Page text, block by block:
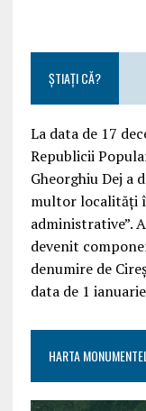
ȘTIAȚI CĂ?
La data de 17
Republicii
Gheorghiu Dej a
multor localități
administrative”.
devenit
denumire de
data de 1
HARTA